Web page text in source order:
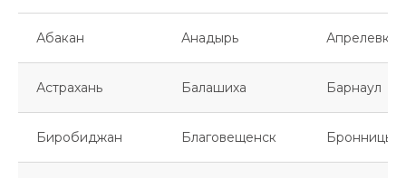
Абакан Анадырь Апрелевка
Астрахань Балашиха Барнаул
Биробиджан Благовещенск Бронницы